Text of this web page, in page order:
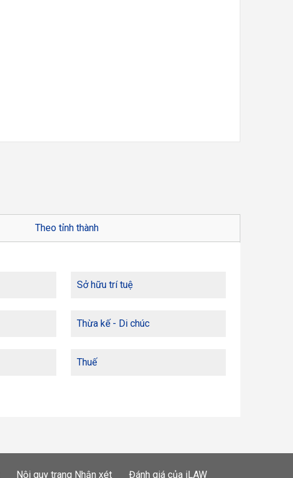
Theo tỉnh thành
Sở hữu trí tuệ
Thừa kế - Di chúc
Thuế
Nội quy trang Nhận xét Đánh giá của iLAW